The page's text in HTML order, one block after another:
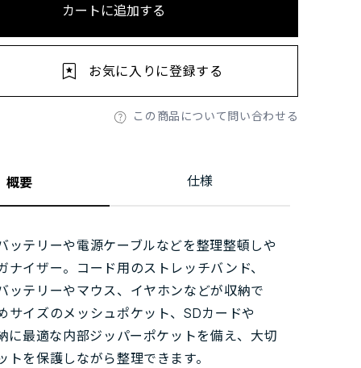
カートに追加する
この商品について問い合わせる
お気に入りに登録する
概要 仕様
ッテリーや電源ケーブルなどを整理整頓しや
ナイザー。コード用のストレッチバンド、
ッテリーやマウス、イヤホンなどが収納で
サイズのメッシュポケット、SDカードや
に最適な内部ジッパーポケットを備え、大切
トを保護しながら整理できます。